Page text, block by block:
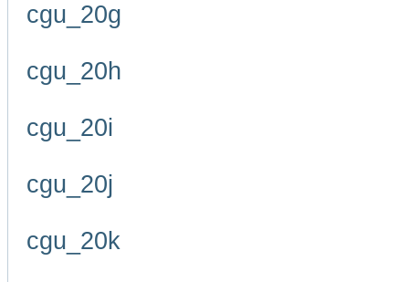
cgu_20g
cgu_20h
cgu_20i
cgu_20j
cgu_20k